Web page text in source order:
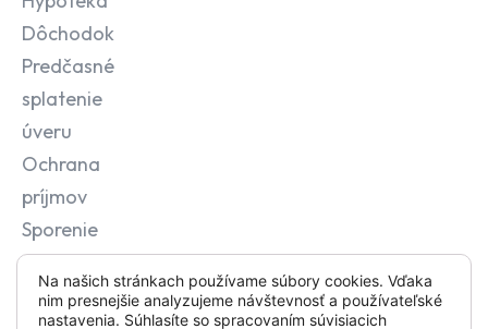
Dôchodok
Predčasné
splatenie
úveru
Ochrana
príjmov
Sporenie
Na našich stránkach používame súbory cookies. Vďaka
nim presnejšie analyzujeme návštevnosť a používateľské
nastavenia. Súhlasíte so spracovaním súvisiacich